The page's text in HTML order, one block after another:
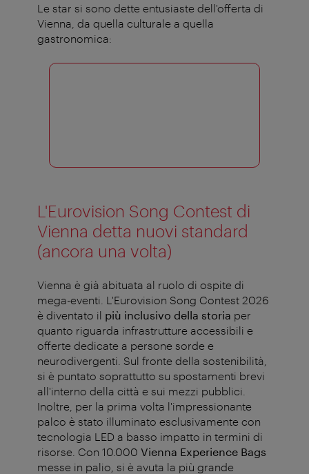
Le star si sono dette entusiaste dell'offerta di
Vienna, da quella culturale a quella
gastronomica:
L'Eurovision Song Contest di
Vienna detta nuovi standard
(ancora una volta)
Vienna è già abituata al ruolo di ospite di
mega-eventi. L'Eurovision Song Contest 2026
è diventato il più inclusivo della storia per
quanto riguarda infrastrutture accessibili e
offerte dedicate a persone sorde e
neurodivergenti. Sul fronte della sostenibilità,
si è puntato soprattutto su spostamenti brevi
all'interno della città e sui mezzi pubblici.
Inoltre, per la prima volta l'impressionante
palco è stato illuminato esclusivamente con
tecnologia LED a basso impatto in termini di
risorse. Con 10.000 Vienna Experience Bags
messe in palio, si è avuta la più grande